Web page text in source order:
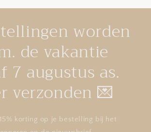
worden
de vakantie
7 augustus as.
verzonden 💌
korting op je bestelling bij het